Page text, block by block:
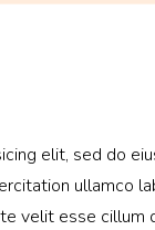
elit, sed do
ullamco
velit esse